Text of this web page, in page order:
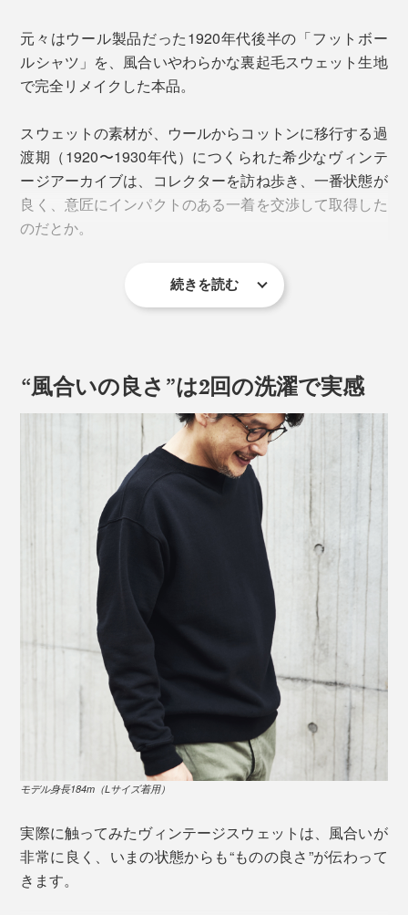
が低く、色褪せしやすかったため、特に希少な黒が残ら
なかったのだとか。
残したい……。そんなロマンとともに、新色は生まれま
した。
男性モデル：身長184cm(Lサイズ着用）
染色は、布上で化学反応を起こして色を定着させる「反
応染め」。
生地のセルロースという主成分に直接反応させて染色す
ることで、粒子の細かい染料が繊維の中まで均一にしっ
かりと染み込み、風合いを残したまま鮮やかに発色させ
るのが特徴です。
元々はウール製品だった1920年代後半の「フットボー
ルシャツ」を、風合いやわらかな裏起毛スウェット生地
で完全リメイクした本品。
スウェットの素材が、ウールからコットンに移行する過
渡期（1920〜1930年代）につくられた希少なヴィンテ
ージアーカイブは、コレクターを訪ね歩き、一番状態が
良く、意匠にインパクトのある一着を交渉して取得した
のだとか。
伸縮性のあるガゼット（汗止め）を脇下に施し、運動性を高めている。※ヴィンテ
ージ・フットボールシャツ（1920年代後半）
のボディにマスタードのリブを配した当時
の一着は、1930年代にカタログの表紙を飾りました。
経年変化したヴィンテージアーカイブから読み解くスウ
見ることができないのだから、幾度もの試行錯誤と考察
を重ねて、“いま”の一着へと辿り着きました。
続きを読む
“風合いの良さ”は2回の洗濯で実感
モデル身長184m（Lサイズ着用）
実際に触ってみたヴィンテージスウェットは、風合いが
非常に良く、いまの状態からも“ものの良さ”が伝わって
きます。